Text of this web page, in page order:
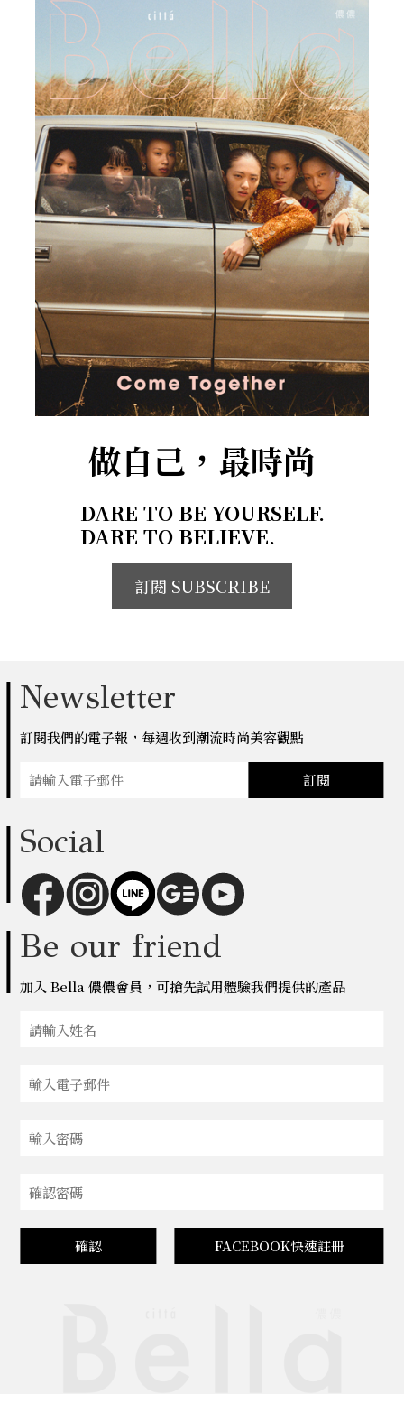
做自己，最時尚
DARE TO BE YOURSELF.
DARE TO BELIEVE.
訂閱 SUBSCRIBE
Newsletter
訂閱我們的電子報，每週收到潮流時尚美容觀點
訂閱
Social
Be our friend
加入 Bella 儂儂會員，可搶先試用體驗我們提供的產品
確認 FACEBOOK快速註冊